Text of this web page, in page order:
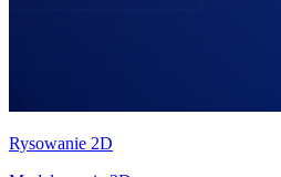
Rysowanie 2D